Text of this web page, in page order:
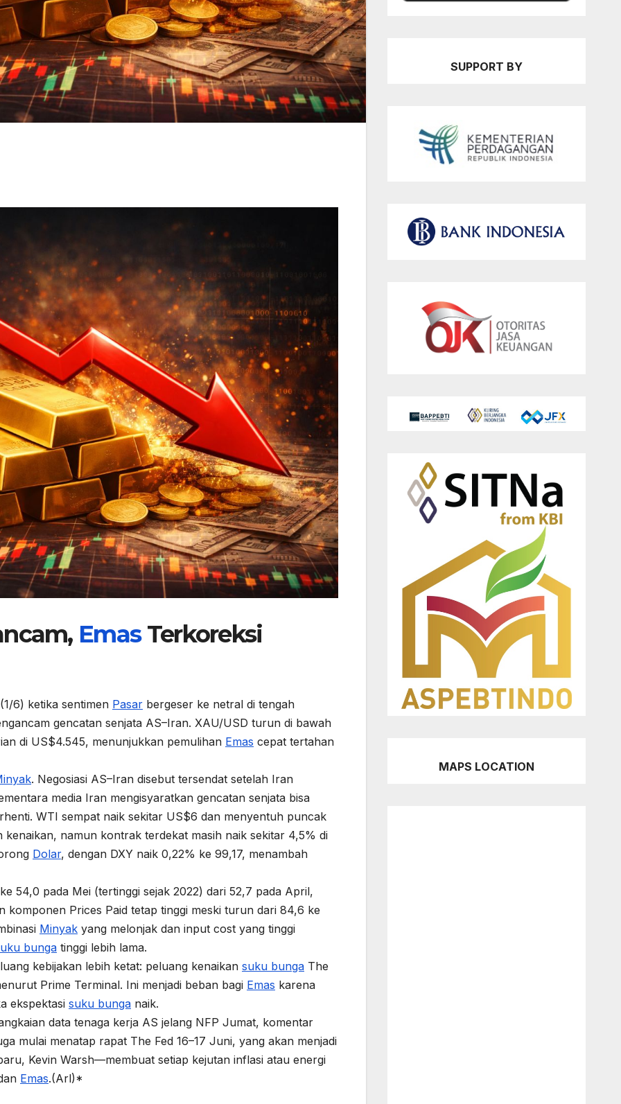
EmasTerkoreksi
6) ketika sentimen Pasar bergeser ke netral di tengah
gencatan senjata AS–Iran. XAU/USD turun di bawah
di US$4.545, menunjukkan pemulihan Emas cepat tertahan
. Negosiasi AS–Iran disebut tersendat setelah Iran
media Iran mengisyaratkan gencatan senjata bisa
WTI sempat naik sekitar US$6 dan menyentuh puncak
namun kontrak terdekat masih naik sekitar 4,5% di
Dolar, dengan DXY naik 0,22% ke 99,17, menambah
54,0 pada Mei (tertinggi sejak 2022) dari 52,7 pada April,
komponen Prices Paid tetap tinggi meski turun dari 84,6 ke
Minyak yang melonjak dan input cost yang tinggi
bunga tinggi lebih lama.
kebijakan lebih ketat: peluang kenaikan suku bunga The
Prime Terminal. Ini menjadi beban bagi Emas karena
ekspektasi suku bunga naik.
data tenaga kerja AS jelang NFP Jumat, komentar
mulai menatap rapat The Fed 16–17 Juni, yang akan menjadi
Kevin Warsh—membuat setiap kejutan inflasi atau energi
Emas.(Arl)*
SUPPORT BY
MAPS LOCATION